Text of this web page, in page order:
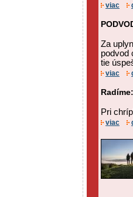
viac
Za
podvod
tie
viac
Pri
viac